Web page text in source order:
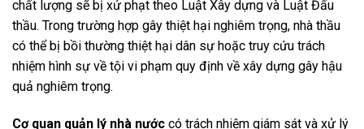
chất lượng sẽ bị xử phạt theo Luật Xây dựng và Luật Đấu
thầu. Trong trường hợp gây thiệt hại nghiêm trọng, nhà thầu
có thể bị bồi thường thiệt hại dân sự hoặc truy cứu trách
nhiệm hình sự về tội vi phạm quy định về xây dựng gây hậu
quả nghiêm trọng.
Cơ quan quản lý nhà nước có trách nhiệm giám sát và xử lý